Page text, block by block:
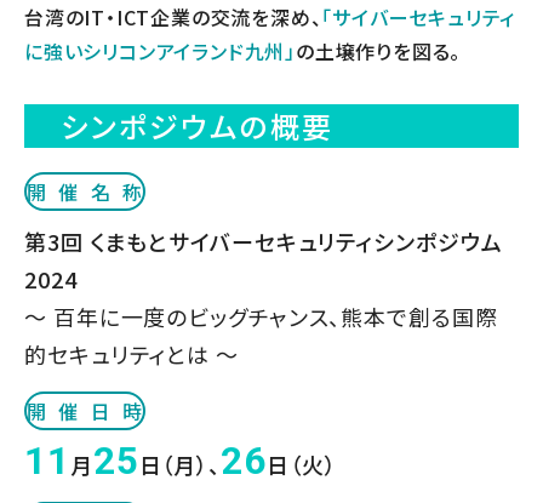
台湾のIT・ICT企業の交流を深め、「サイバーセキュリティ
に強いシリコンアイランド九州」の土壌作りを図る。
シンポジウムの概要
開催名称
第3回 くまもとサイバーセキュリティシンポジウム
2024
～ 百年に一度のビッグチャンス、熊本で創る国際
的セキュリティとは ～
開催日時
11 月25日（月）、26日（火）